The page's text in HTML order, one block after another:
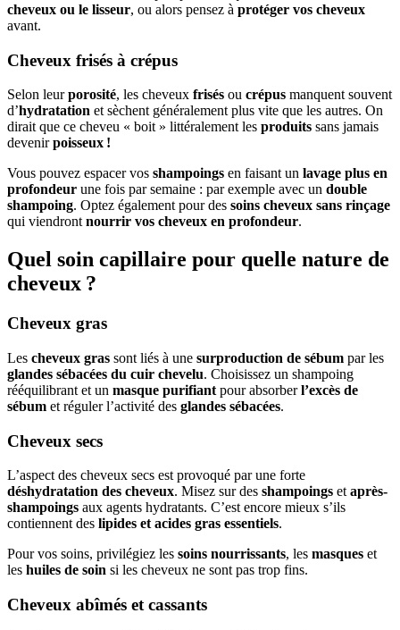
cheveux ou le lisseur, ou alors pensez à protéger vos cheveux
avant.
Cheveux frisés à crépus
Selon leurporosité, les cheveux frisés ou crépus manquent souvent
d’hydratation et sèchent généralement plus vite que les autres. On
dirait que ce cheveu « boit » littéralement les produits sans jamais
devenirpoisseux !
Vous pouvez espacer vos shampoings en faisant un lavage plus en
profondeur une fois par semaine : par exemple avec un double
shampoing. Optez également pour des soins cheveux sans rinçage
qui viendront nourrir vos cheveux en profondeur.
Quel soin capillaire pour quelle nature de
cheveux ?
Cheveux gras
Les cheveux gras sont liés à une surproduction de sébum par les
glandes sébacées du cuir chevelu. Choisissez un shampoing
rééquilibrant et un masque purifiant pour absorberl’excès de
sébum et réguler l’activité des glandes sébacées.
Cheveux secs
L’aspect des cheveux secs est provoqué par une forte
déshydratation des cheveux. Misez sur des shampoings et après-
shampoings aux agents hydratants. C’est encore mieux s’ils
contiennent des lipides et acides gras essentiels.
Pour vos soins, privilégiez les soins nourrissants, les masques et
les huiles de soin si les cheveux ne sont pas trop fins.
Cheveux abîmés et cassants